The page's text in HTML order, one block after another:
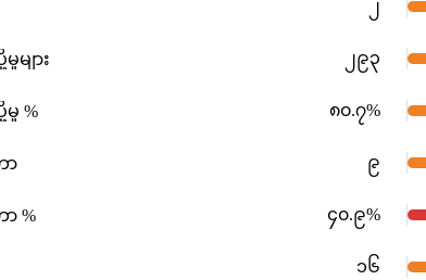
၂
များ ၂၉၃
မှု % ၈၀.၇%
ာ ၉
% ၄၀.၉%
၁၆